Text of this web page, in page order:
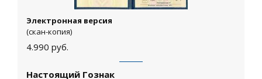
Электронная версия
(скан-копия)
4.990 руб.
Настоящий Гознак